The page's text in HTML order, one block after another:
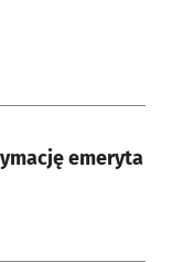
Bezpłatne świadczenia zdrowotne i ulgi dla seniorów. Trzeba mieć legitymację emeryta